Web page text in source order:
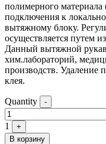
полимерного
подключения к
вытяжному блоку.
осуществляется путем
Данный вытяжной
хим.лабораторий,
производств. Удаление
клея.
Quantity -
1
+
В корзину